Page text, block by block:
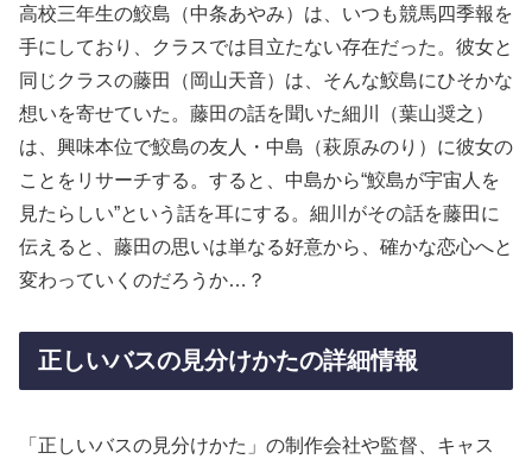
高校三年生の鮫島（中条あやみ）は、いつも競馬四季報を
手にしており、クラスでは目立たない存在だった。彼女と
同じクラスの藤田（岡山天音）は、そんな鮫島にひそかな
想いを寄せていた。藤田の話を聞いた細川（葉山奨之）
は、興味本位で鮫島の友人・中島（萩原みのり）に彼女の
ことをリサーチする。すると、中島から“鮫島が宇宙人を
見たらしい”という話を耳にする。細川がその話を藤田に
伝えると、藤田の思いは単なる好意から、確かな恋心へと
変わっていくのだろうか…？
正しいバスの見分けかたの詳細情報
「正しいバスの見分けかた」の制作会社や監督、キャス